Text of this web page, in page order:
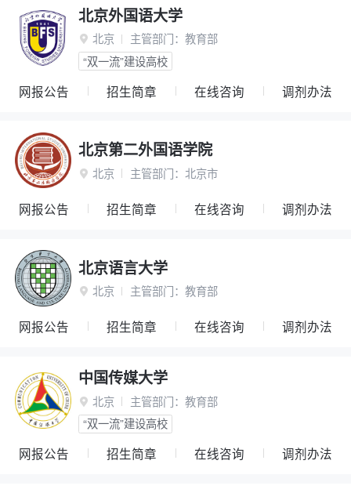
北京外国语大学
 北京 主管部门： 教育部
“双一流”建设高校
网报公告 招生简章 在线咨询 调剂办法
北京第二外国语学院
 北京 主管部门： 北京市
网报公告 招生简章 在线咨询 调剂办法
北京语言大学
 北京 主管部门： 教育部
网报公告 招生简章 在线咨询 调剂办法
中国传媒大学
 北京 主管部门： 教育部
“双一流”建设高校
网报公告 招生简章 在线咨询 调剂办法